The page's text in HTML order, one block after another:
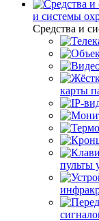
и системы
Средства и
карты
пульты